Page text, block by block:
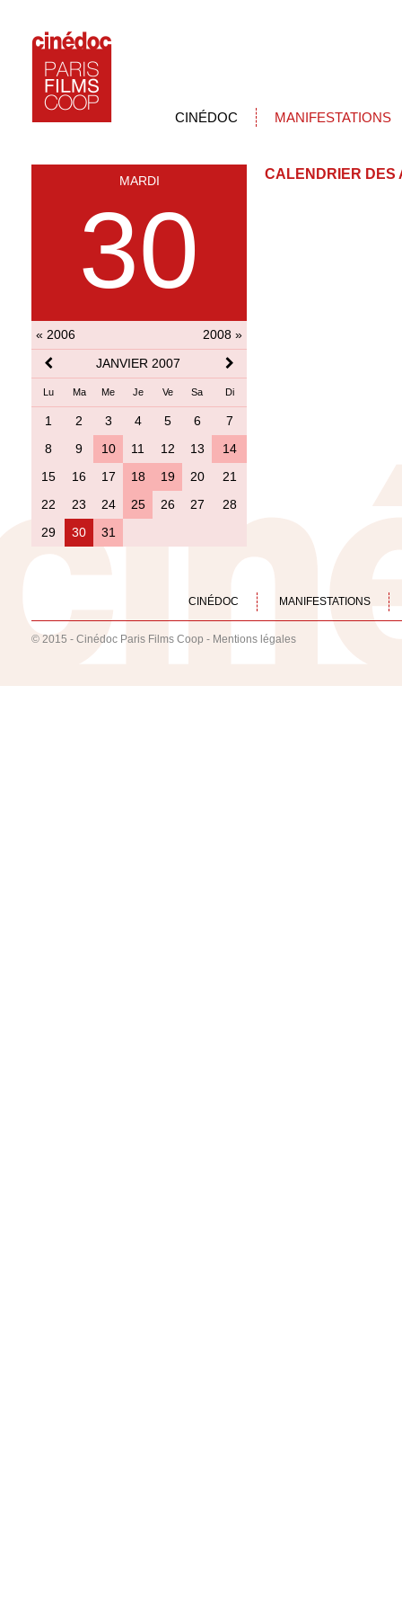
CINÉDOC MANIFESTATIONS
MARDI
30
« 2006
2008 »
JANVIER 2007
Lu Ma Me Je Ve Sa Di
1 2 3 4 5 6
7
8
9 10 11 12 13
14
15
16 17 18 19 20
21
22
23 24 25 26 27
28
29
30 31
CALENDRIER DES
CINÉDOC MANIFESTATIONS
© 2015 - Cinédoc Paris Films Coop - Mentions légales